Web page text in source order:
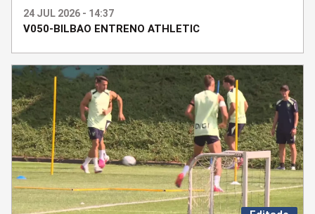
24 JUL 2026 - 14:37
V050-BILBAO ENTRENO ATHLETIC